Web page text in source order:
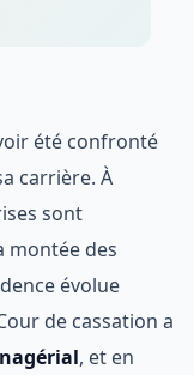
été confronté
carrière. À
sont
montée des
évolue
de cassation a
, et en